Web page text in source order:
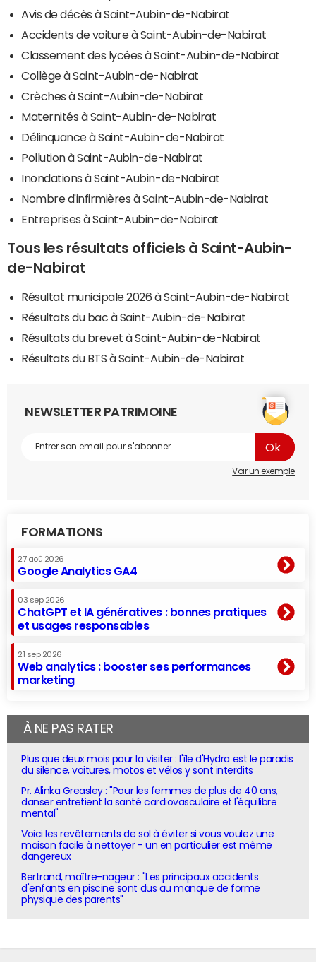
Avis de décès à Saint-Aubin-de-Nabirat
Accidents de voiture à Saint-Aubin-de-Nabirat
Classement des lycées à Saint-Aubin-de-Nabirat
Collège à Saint-Aubin-de-Nabirat
Crèches à Saint-Aubin-de-Nabirat
Maternités à Saint-Aubin-de-Nabirat
Délinquance à Saint-Aubin-de-Nabirat
Pollution à Saint-Aubin-de-Nabirat
Inondations à Saint-Aubin-de-Nabirat
Nombre d'infirmières à Saint-Aubin-de-Nabirat
Entreprises à Saint-Aubin-de-Nabirat
Tous les résultats officiels à Saint-Aubin-
de-Nabirat
Résultat municipale 2026 à Saint-Aubin-de-Nabirat
Résultats du bac à Saint-Aubin-de-Nabirat
Résultats du brevet à Saint-Aubin-de-Nabirat
Résultats du BTS à Saint-Aubin-de-Nabirat
NEWSLETTER PATRIMOINE
Voir un exemple
FORMATIONS
27 aoû 2026
Google Analytics GA4
03 sep 2026
ChatGPT et IA génératives : bonnes pratiques
et usages responsables
21 sep 2026
Web analytics : booster ses performances
marketing
À NE PAS RATER
Plus que deux mois pour la visiter : l'île d'Hydra est le paradis
du silence, voitures, motos et vélos y sont interdits
Pr. Alinka Greasley : "Pour les femmes de plus de 40 ans,
danser entretient la santé cardiovasculaire et l'équilibre
mental"
Voici les revêtements de sol à éviter si vous voulez une
maison facile à nettoyer - un en particulier est même
dangereux
Bertrand, maître-nageur : "Les principaux accidents
d'enfants en piscine sont dus au manque de forme
physique des parents"